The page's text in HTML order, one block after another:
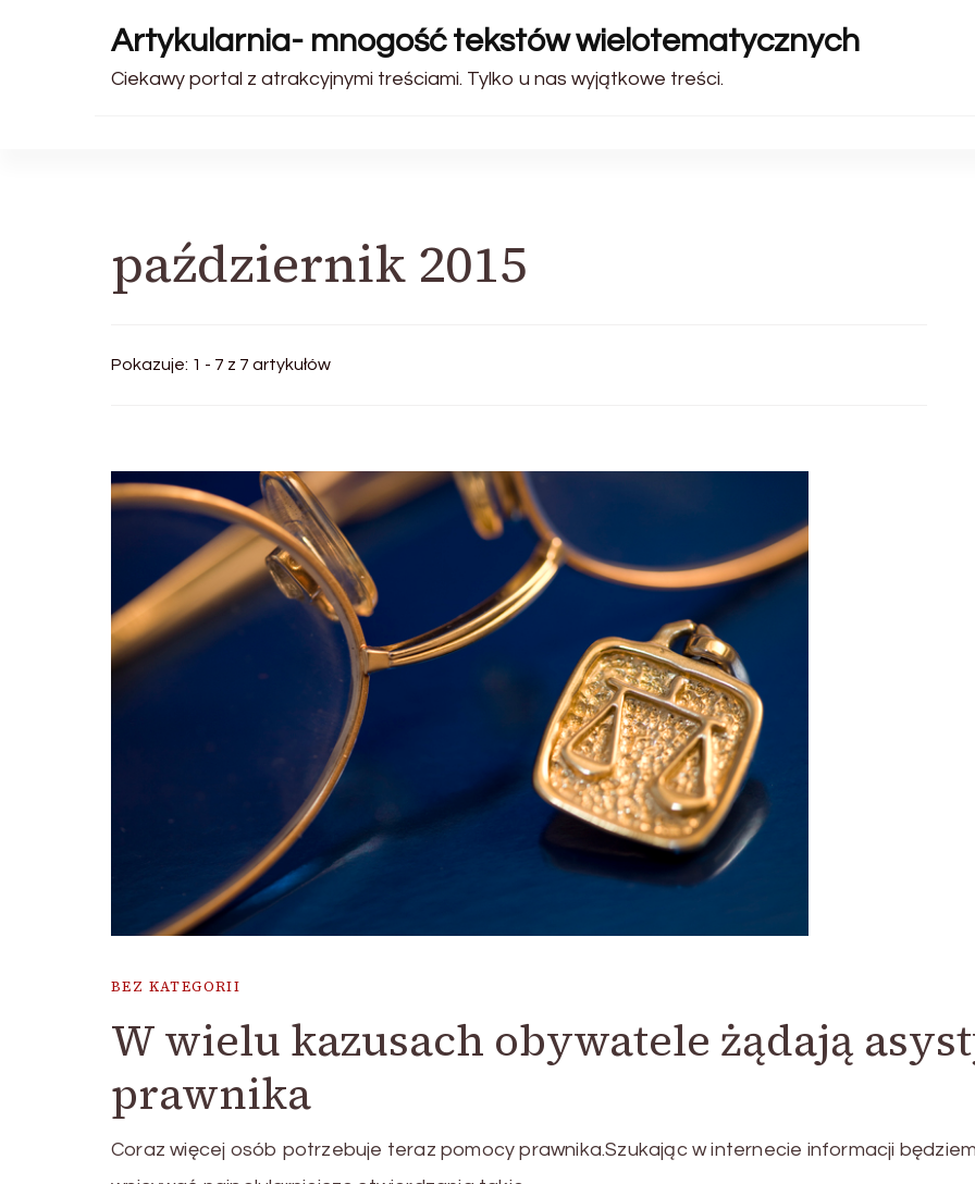
Artykularnia- mnogość tekstów wielotematycznych
Ciekawy portal z atrakcyjnymi treściami. Tylko u nas wyjątkowe treści.
październik 2015
Pokazuje: 1 - 7 z 7 artykułów
BEZ KATEGORII
W wielu kazusach obywatele żądają
prawnika
Coraz więcej osób potrzebuje teraz pomocy prawnika.Szukając w internecie informacji